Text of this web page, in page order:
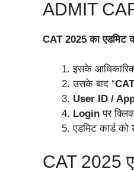
ADMIT
CAT 2025 का एडमिट
इसके
उसके बाद “
User ID /
Login पर
एडमिट कार्ड को
CAT 2025